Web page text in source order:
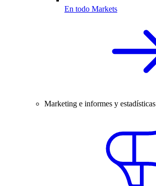
En todo Markets
Marketing e informes y estadísticas